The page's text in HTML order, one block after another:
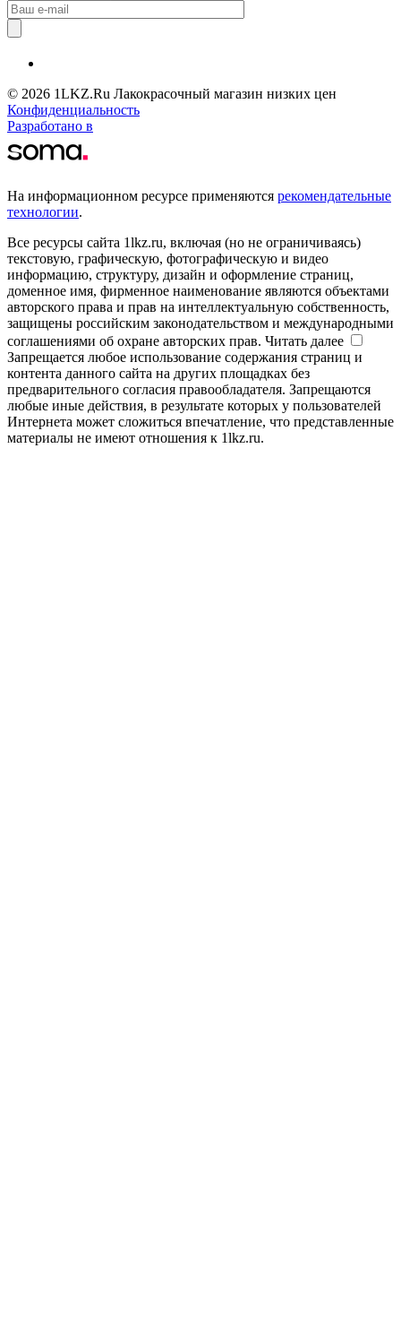
© 2026 1LKZ.Ru Лакокрасочный магазин низких цен
Конфиденциальность
Разработано в
На информационном ресурсе применяются рекомендательные
технологии.
Все ресурсы сайта 1lkz.ru, включая (но не ограничиваясь)
текстовую, графическую, фотографическую и видео
информацию, структуру, дизайн и оформление страниц,
доменное имя, фирменное наименование являются объектами
авторского права и прав на интеллектуальную собственность,
защищены российским законодательством и международными
соглашениями об охране авторских прав. Читать далее
Запрещается любое использование содержания страниц и
контента данного сайта на других площадках без
предварительного согласия правообладателя. Запрещаются
любые иные действия, в результате которых у пользователей
Интернета может сложиться впечатление, что представленные
материалы не имеют отношения к 1lkz.ru.